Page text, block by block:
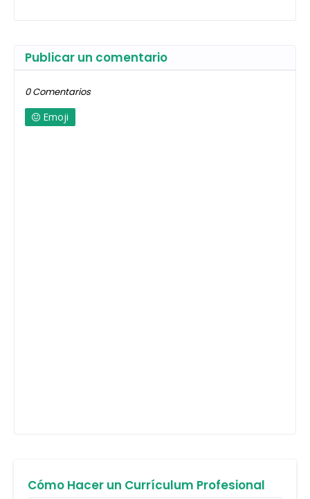
Publicar un comentario
0 Comentarios
Emoji
Cómo Hacer un Currículum Profesional